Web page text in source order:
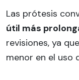
Las prótesis
útil más
revisiones, ya
menor en el uso